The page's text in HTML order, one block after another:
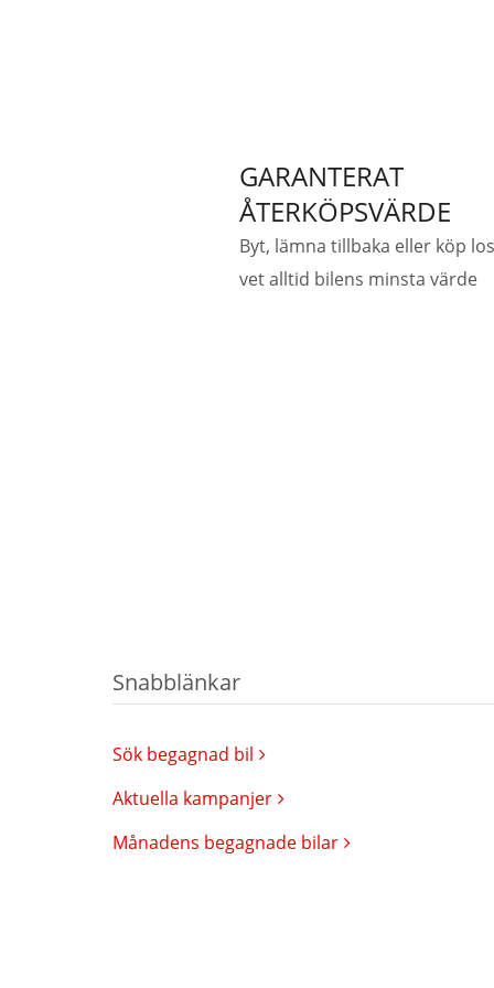
GARANTERAT
ÅTERKÖPSVÄRDE
Byt, lämna tillbaka eller köp
vet alltid bilens minsta värde
Snabblänkar
Sök begagnad bil
Aktuella kampanjer
Månadens begagnade bilar